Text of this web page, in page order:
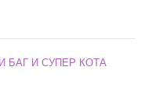
БАГ И СУПЕР КОТА